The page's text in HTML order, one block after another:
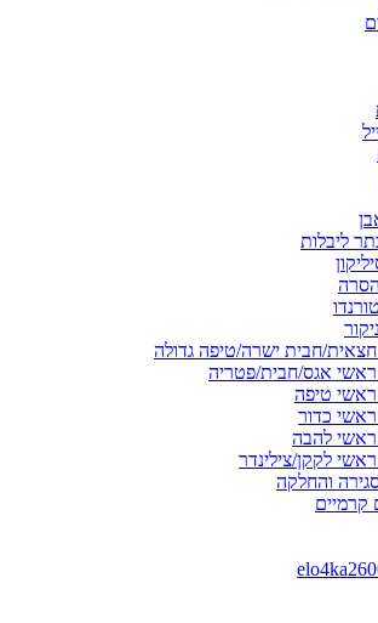
ליבלות
חבית ישרה/טיפה גדולה
אגס/חבית/פטריה
טיפה
כדור
להבה
לקקן/צילינדר
והחלקה
קרמיים